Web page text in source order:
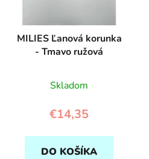
MILIES Ľanová korunka
- Tmavo ružová
Skladom
€14,35
DO KOŠÍKA